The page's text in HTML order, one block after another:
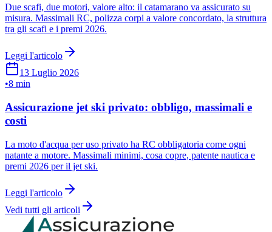
Due scafi, due motori, valore alto: il catamarano va assicurato su
misura. Massimali RC, polizza corpi a valore concordato, la struttura
tra gli scafi e i premi 2026.
Leggi l'articolo
13 Luglio 2026
•8 min
Assicurazione jet ski privato: obbligo, massimali e
costi
La moto d'acqua per uso privato ha RC obbligatoria come ogni
natante a motore. Massimali minimi, cosa copre, patente nautica e
premi 2026 per il jet ski.
Leggi l'articolo
Vedi tutti gli articoli